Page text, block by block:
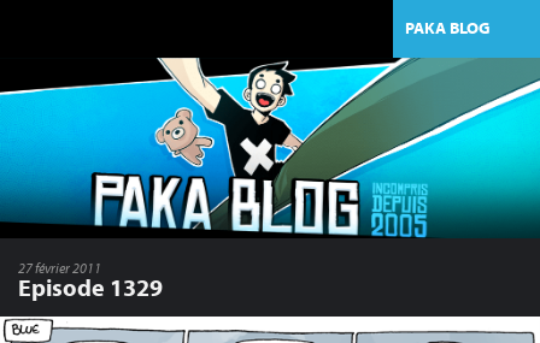
PAKA BLOG
27 février 2011
Episode 1329